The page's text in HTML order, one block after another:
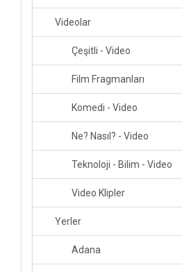
Videolar
Çeşitli - Video
Film Fragmanları
Komedi - Video
Ne? Nasıl? - Video
Teknoloji - Bilim - Video
Video Klipler
Yerler
Adana